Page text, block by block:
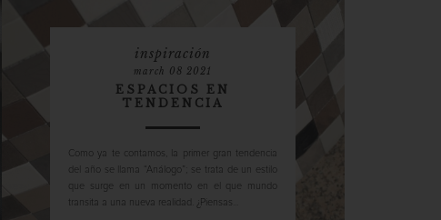
inspiración
march 08 2021
ESPACIOS EN
TENDENCIA
Como ya te contamos, la primer gran tendencia
del año se llama “Análogo”; se trata de un estilo
que surge en un momento en el que mundo
transita a una nueva realidad. ¿Piensas...